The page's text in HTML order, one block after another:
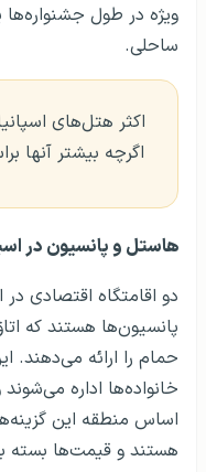
ویژه در طول
ساحلی.
اگرچه بیشتر آنها
هاستل و پانسیون در
دو اقامتگاه اقتصادی
پانسیون‌ها هستند که
حمام را ارائه می‌دهند.
خانواده‌ها اداره
هستند و قیمت‌ها بسته